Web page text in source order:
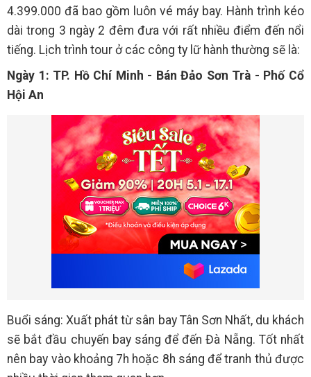
4.399.000 đã bao gồm luôn vé máy bay. Hành trình kéo
dài trong 3 ngày 2 đêm đưa với rất nhiều điểm đến nổi
tiếng. Lịch trình tour ở các công ty lữ hành thường sẽ là:
Ngày 1: TP. Hồ Chí Minh - Bán Đảo Sơn Trà - Phố Cổ
Hội An
Buổi sáng: Xuất phát từ sân bay Tân Sơn Nhất, du khách
sẽ bắt đầu chuyến bay sáng để đến Đà Nẵng. Tốt nhất
nên bay vào khoảng 7h hoặc 8h sáng để tranh thủ được